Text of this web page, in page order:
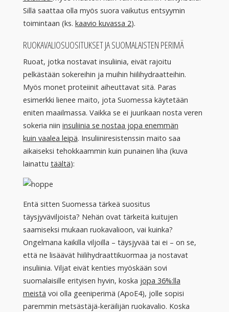
Sillä saattaa olla myös suora vaikutus entsyymin
toimintaan (ks. kaavio kuvassa 2).
RUOKAVALIOSUOSITUKSET JA SUOMALAISTEN PERIMÄ
Ruoat, jotka nostavat insuliinia, eivät rajoitu
pelkästään sokereihin ja muihin hiilihydraatteihin.
Myös monet proteiinit aiheuttavat sitä. Paras
esimerkki lienee maito, jota Suomessa käytetään
eniten maailmassa. Vaikka se ei juurikaan nosta veren
sokeria niin insuliinia se nostaa jopa enemmän
kuin vaalea leipä. Insuliiniresistenssin maito saa
aikaiseksi tehokkaammin kuin punainen liha (kuva
lainattu täältä):
Entä sitten Suomessa tärkeä suositus
täysjyväviljoista? Nehän ovat tärkeitä kuitujen
saamiseksi mukaan ruokavalioon, vai kuinka?
Ongelmana kaikilla viljoilla – täysjyvää tai ei – on se,
että ne lisäävät hiilihydraattikuormaa ja nostavat
insuliinia. Viljat eivät kenties myöskään sovi
suomalaisille erityisen hyvin, koska jopa 36%:lla
meistä voi olla geeniperimä (ApoE4), jolle sopisi
paremmin metsästäjä-keräilijän ruokavalio. Koska